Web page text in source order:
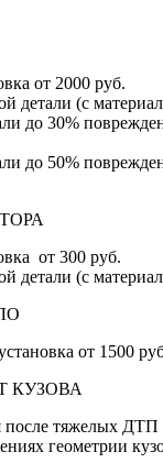
от 2000 руб.
детали (с
до 30%
до 50%
от 300 руб.
детали (с
от 1500
КУЗОВА
после тяжелых ДТП
геометрии